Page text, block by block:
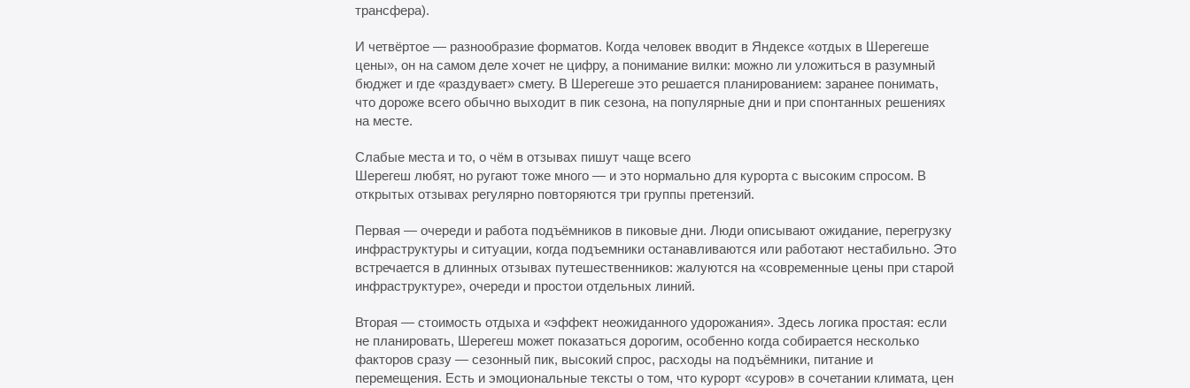
трансфера).
И четвёртое — разнообразие форматов. Когда человек вводит в Яндексе «отдых в Шерегеше
цены», он на самом деле хочет не цифру, а понимание вилки: можно ли уложиться в разумный
бюджет и где «раздувает» смету. В Шерегеше это решается планированием: заранее понимать,
что дороже всего обычно выходит в пик сезона, на популярные дни и при спонтанных решениях
на месте.
Слабые места и то, о чём в отзывах пишут чаще всего
Шерегеш любят, но ругают тоже много — и это нормально для курорта с высоким спросом. В
открытых отзывах регулярно повторяются три группы претензий.
Первая — очереди и работа подъёмников в пиковые дни. Люди описывают ожидание, перегрузку
инфраструктуры и ситуации, когда подъемники останавливаются или работают нестабильно. Это
встречается в длинных отзывах путешественников: жалуются на «современные цены при старой
инфраструктуре», очереди и простои отдельных линий.
Вторая — стоимость отдыха и «эффект неожиданного удорожания». Здесь логика простая: если
не планировать, Шерегеш может показаться дорогим, особенно когда собирается несколько
факторов сразу — сезонный пик, высокий спрос, расходы на подъёмники, питание и
перемещения. Есть и эмоциональные тексты о том, что курорт «суров» в сочетании климата, цен